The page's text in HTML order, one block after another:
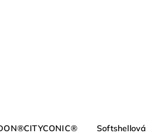
Softshellová